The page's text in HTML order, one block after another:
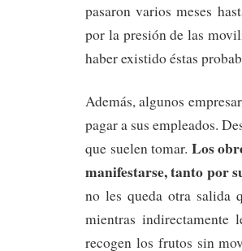
pasaron varios meses
por la presión de las
haber existido éstas
Además, algunos
pagar a sus empleados.
que suelen tomar. Los
manifestarse, tanto por
no les queda otra salida
mientras
recogen los frutos sin